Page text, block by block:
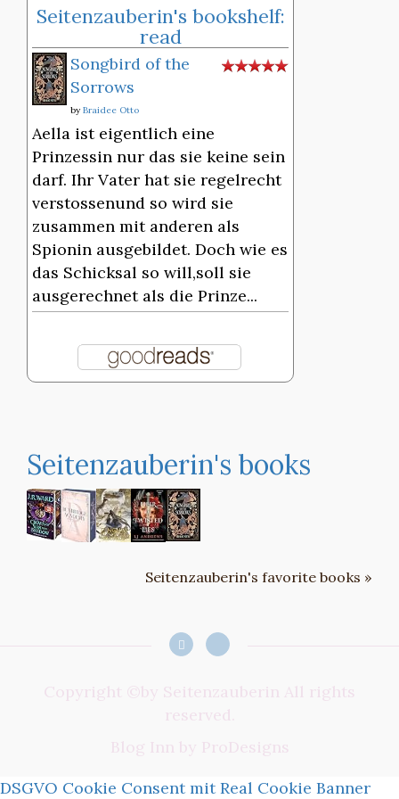
Seitenzauberin's bookshelf:
read
Songbird of the
Sorrows
by Braidee Otto
Aella ist eigentlich eine
Prinzessin nur das sie keine sein
darf. Ihr Vater hat sie regelrecht
verstossenund so wird sie
zusammen mit anderen als
Spionin ausgebildet. Doch wie es
das Schicksal so will,soll sie
ausgerechnet als die Prinze...
Seitenzauberin's books
Seitenzauberin's favorite books »
Copyright ©by Seitenzauberin All rights
reserved.
Blog Inn by ProDesigns
DSGVO Cookie Consent mit Real Cookie Banner